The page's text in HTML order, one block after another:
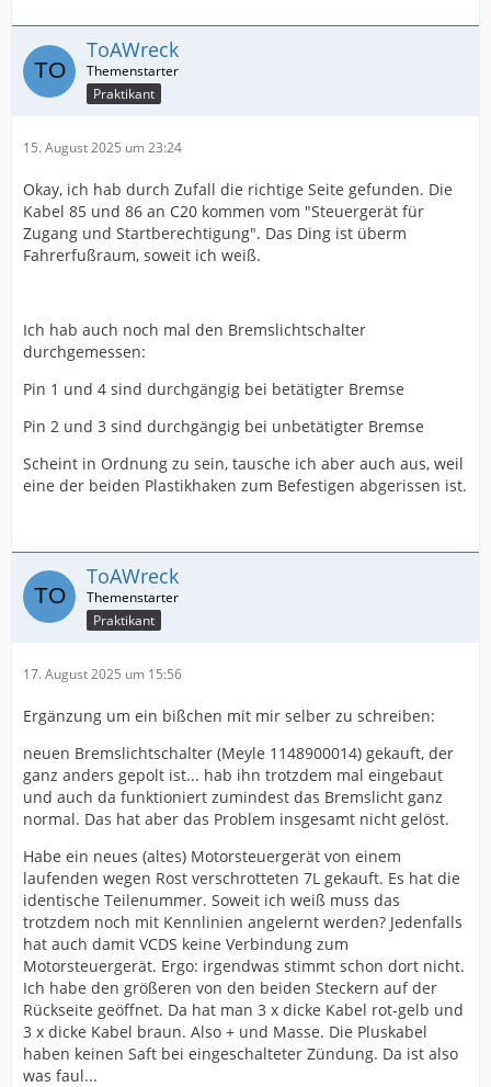
ToAWreck
Praktikant
15. August 2025 um 23:24
Okay, ich hab durch Zufall die richtige Seite gefunden. Die
Kabel 85 und 86 an C20 kommen vom "Steuergerät für
Zugang und Startberechtigung". Das Ding ist überm
Fahrerfußraum, soweit ich weiß.
Ich hab auch noch mal den Bremslichtschalter
durchgemessen:
Pin 1 und 4 sind durchgängig bei betätigter Bremse
Pin 2 und 3 sind durchgängig bei unbetätigter Bremse
Scheint in Ordnung zu sein, tausche ich aber auch aus, weil
eine der beiden Plastikhaken zum Befestigen abgerissen ist.
ToAWreck
Praktikant
17. August 2025 um 15:56
Ergänzung um ein bißchen mit mir selber zu schreiben:
neuen Bremslichtschalter (Meyle 1148900014) gekauft, der
ganz anders gepolt ist... hab ihn trotzdem mal eingebaut
und auch da funktioniert zumindest das Bremslicht ganz
normal. Das hat aber das Problem insgesamt nicht gelöst.
Habe ein neues (altes) Motorsteuergerät von einem
laufenden wegen Rost verschrotteten 7L gekauft. Es hat die
identische Teilenummer. Soweit ich weiß muss das
trotzdem noch mit Kennlinien angelernt werden? Jedenfalls
hat auch damit VCDS keine Verbindung zum
Motorsteuergerät. Ergo: irgendwas stimmt schon dort nicht.
Ich habe den größeren von den beiden Steckern auf der
Rückseite geöffnet. Da hat man 3 x dicke Kabel rot-gelb und
3 x dicke Kabel braun. Also + und Masse. Die Pluskabel
haben keinen Saft bei eingeschalteter Zündung. Da ist also
was faul...